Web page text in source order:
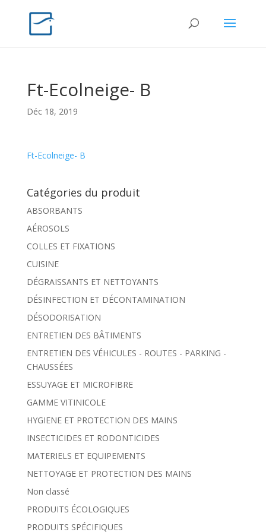
Ft-Ecolneige- B
Déc 18, 2019
Ft-Ecolneige- B
Catégories du produit
ABSORBANTS
AÉROSOLS
COLLES ET FIXATIONS
CUISINE
DÉGRAISSANTS ET NETTOYANTS
DÉSINFECTION ET DÉCONTAMINATION
DÉSODORISATION
ENTRETIEN DES BÂTIMENTS
ENTRETIEN DES VÉHICULES - ROUTES - PARKING -
CHAUSSÉES
ESSUYAGE ET MICROFIBRE
GAMME VITINICOLE
HYGIENE ET PROTECTION DES MAINS
INSECTICIDES ET RODONTICIDES
MATERIELS ET EQUIPEMENTS
NETTOYAGE ET PROTECTION DES MAINS
Non classé
PRODUITS ÉCOLOGIQUES
PRODUITS SPÉCIFIQUES